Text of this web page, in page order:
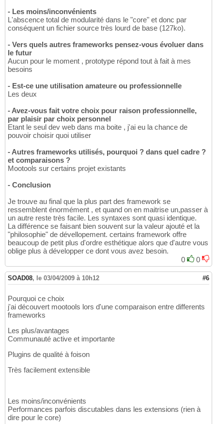
- Les moins/inconvénients
L'abscence total de modularité dans le "core" et donc par
conséquent un fichier source très lourd de base (127ko).
- Vers quels autres frameworks pensez-vous évoluer dans
le futur
Aucun pour le moment , prototype répond tout à fait à mes
besoins
- Est-ce une utilisation amateure ou professionnelle
Les deux
- Avez-vous fait votre choix pour raison professionnelle,
par plaisir par choix personnel
Etant le seul dev web dans ma boite , j'ai eu la chance de
pouvoir choisir quoi utiliser
- Autres frameworks utilisés, pourquoi ? dans quel cadre ?
et comparaisons ?
Mootools sur certains projet existants
- Conclusion
Je trouve au final que la plus part des framework se
ressemblent énormément , et quand on en maitrise un,passer à
un autre reste très facile. Les syntaxes sont quasi identique.
La différence se faisant bien souvent sur la valeur ajouté et la
"philosophie" de dévellopement. certains framework offre
beaucoup de petit plus d'ordre esthétique alors que d'autre vous
oblige plus à développer ce dont vous avez besoin.
0
0
SOAD08, le 03/04/2009 à 10h12 #6
Pourquoi ce choix
j'ai découvert mootools lors d'une comparaison entre differents
frameworks
Les plus/avantages
Communauté active et importante
Plugins de qualité à foison
Très facilement extensible
Les moins/inconvénients
Performances parfois discutables dans les extensions (rien à
dire pour le core)